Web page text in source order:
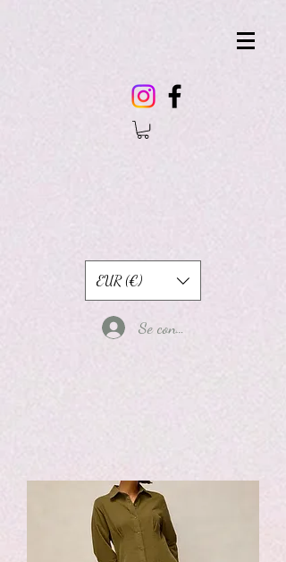
EUR (€)
Se connecter